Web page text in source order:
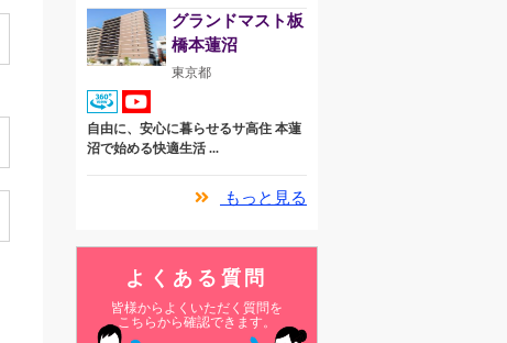
グランドマスト板
橋本蓮沼
東京都
自由に、安心に暮らせるサ高住 本蓮
沼で始める快適生活 ...
もっと見る
よくある質問
皆様からよくいただく質問を
こちらから確認できます。